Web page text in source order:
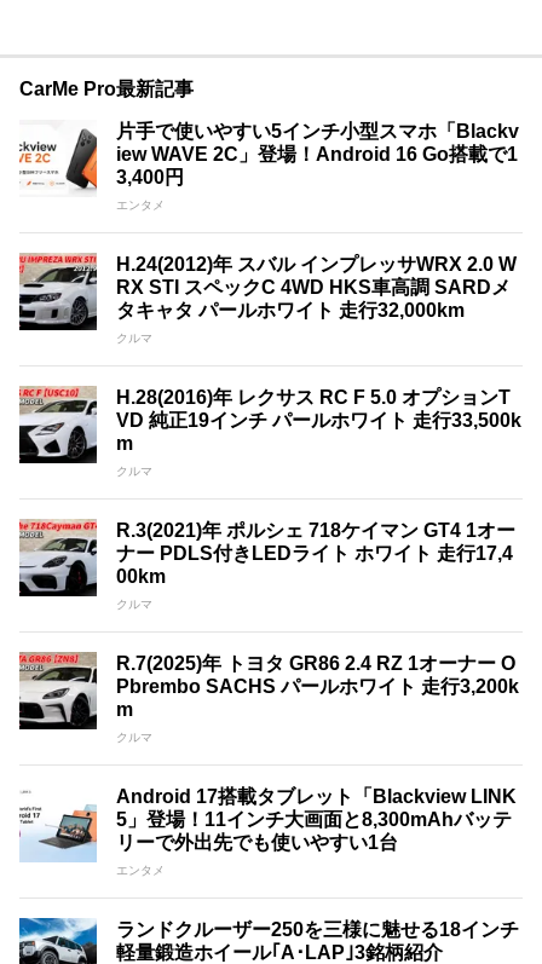
CarMe Pro最新記事
片手で使いやすい5インチ小型スマホ「Blackv
iew WAVE 2C」登場！Android 16 Go搭載で1
3,400円
エンタメ
H.24(2012)年 スバル インプレッサWRX 2.0 W
RX STI スペックC 4WD HKS車高調 SARDメ
タキャタ パールホワイト 走行32,000km
クルマ
H.28(2016)年 レクサス RC F 5.0 オプションT
VD 純正19インチ パールホワイト 走行33,500k
m
クルマ
R.3(2021)年 ポルシェ 718ケイマン GT4 1オー
ナー PDLS付きLEDライト ホワイト 走行17,4
00km
クルマ
R.7(2025)年 トヨタ GR86 2.4 RZ 1オーナー O
Pbrembo SACHS パールホワイト 走行3,200k
m
クルマ
Android 17搭載タブレット「Blackview LINK
5」登場！11インチ大画面と8,300mAhバッテ
リーで外出先でも使いやすい1台
エンタメ
ランドクルーザー250を三様に魅せる18インチ
軽量鍛造ホイール｢A･LAP｣3銘柄紹介